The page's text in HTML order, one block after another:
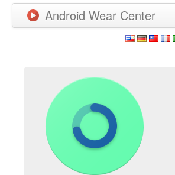
Android Wear Center
Games
New Releases
Watchfaces
More